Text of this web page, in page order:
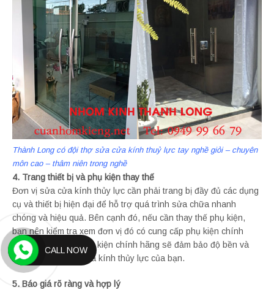
Thành Long có đội thợ sửa cửa kính thuỷ lực tay nghề giỏi – chuyên
môn cao – thâm niên trong nghề
4. Trang thiết bị và phụ kiện thay thế
Đơn vị sửa cửa kính thủy lực cần phải trang bị đầy đủ các dụng
cụ và thiết bị hiện đại để hỗ trợ quá trình sửa chữa nhanh
chóng và hiệu quả. Bên cạnh đó, nếu cần thay thế phụ kiện,
bạn nên kiểm tra xem đơn vị đó có cung cấp phụ kiện chính
hãng hay không. Phụ kiện chính hãng sẽ đảm bảo độ bền và
tính thẩm mỹ cho cửa kính thủy lực của bạn.
5. Báo giá rõ ràng và hợp lý
CALL NOW